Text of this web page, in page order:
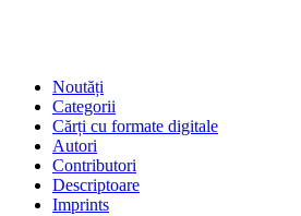
Noutăți
Categorii
Cărți cu formate digitale
Autori
Contributori
Descriptoare
Imprints